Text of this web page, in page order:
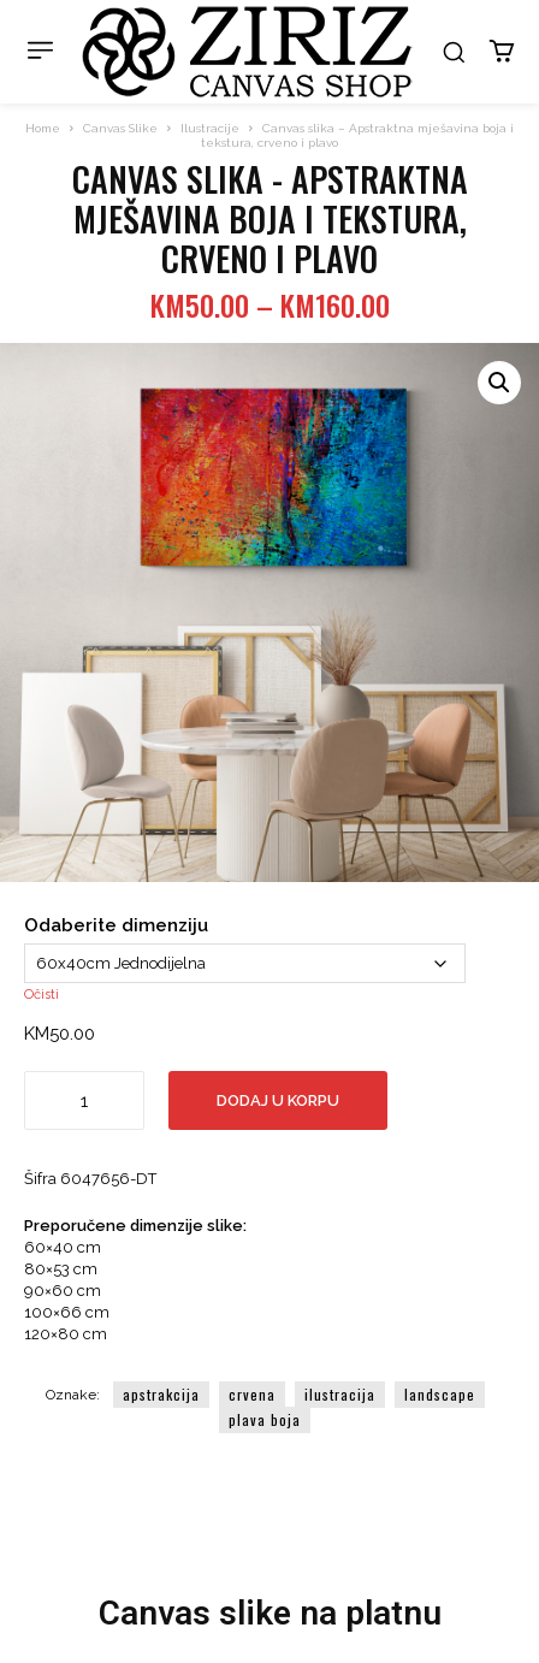
Home Canvas Slike Ilustracije
Canvas slika – Apstraktna mješavina boja i
tekstura, crveno i plavo
CANVAS SLIKA - APSTRAKTNA
MJEŠAVINA BOJA I TEKSTURA,
CRVENO I PLAVO
KM50.00 – KM160.00Price
range:
KM50.00
through
KM160.00
Odaberite dimenziju
Očisti
KM50.00
mješavina
i
tekstura,
crveno
i
plavo
DODAJ U KORPU
Šifra 6047656-DT
Preporučene dimenzije slike:
60×40 cm
80×53 cm
90×60 cm
100×66 cm
120×80 cm
Oznake: apstrakcija crvena ilustracija
landscape
plava boja
Canvas slike na platnu